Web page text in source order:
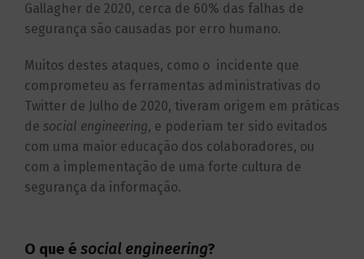
Gallagher de 2020, cerca de 60% das falhas de
segurança são causadas por erro humano.
Muitos destes ataques, como o incidente que
comprometeu as ferramentas administrativas do
Twitter de Julho de 2020, tiveram origem em práticas
de social engineering, e poderiam ter sido evitados
com uma maior educação dos colaboradores, ou
com a implementação de uma forte cultura de
segurança da informação.
O que é social engineering?